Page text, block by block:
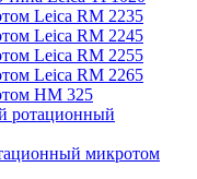
Leica RM 2235
Leica RM 2245
Leica RM 2255
Leica RM 2265
HM 325
ротационный
микротом